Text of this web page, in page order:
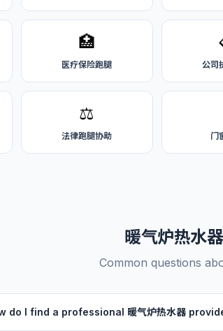
🏥
医疗保险跑腿 公司
⚖️
法律跑腿协助 门
暖气炉热水
Common questions
do I find a professional 暖气炉热水器